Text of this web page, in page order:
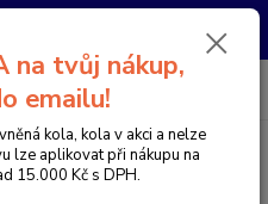
si prosím zavolejte dopředu.
Menu
na tvůj nákup,
emailu!
kola, kola v akci a nelze
lze aplikovat při nákupu na
15.000 Kč s DPH.